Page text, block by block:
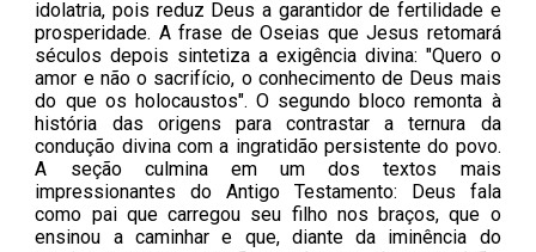
idolatria, pois reduz Deus a garantidor de fertilidade e
prosperidade. A frase de Oseias que Jesus retomará
séculos depois sintetiza a exigência divina: "Quero o
amor e não o sacrifício, o conhecimento de Deus mais
do que os holocaustos". O segundo bloco remonta à
história das origens para contrastar a ternura da
condução divina com a ingratidão persistente do povo.
A seção culmina em um dos textos mais
impressionantes do Antigo Testamento: Deus fala
como pai que carregou seu filho nos braços, que o
ensinou a caminhar e que, diante da iminência do